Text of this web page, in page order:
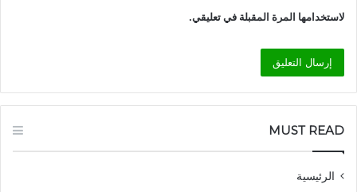
لاستخدامها المرة المقبلة في تعليقي.
MUST READ
الرئيسية